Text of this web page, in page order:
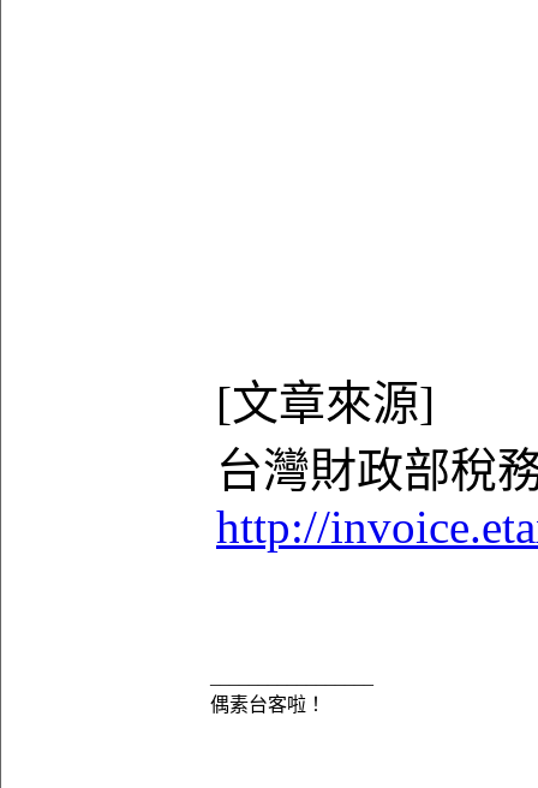
[文章來源]
台灣財政部稅
http://
偶素台客啦！